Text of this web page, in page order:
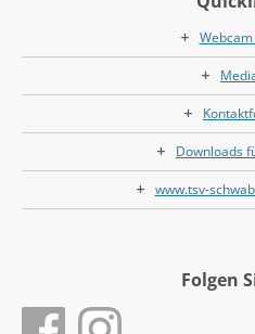
Downloads
www.tsv-
Folgen